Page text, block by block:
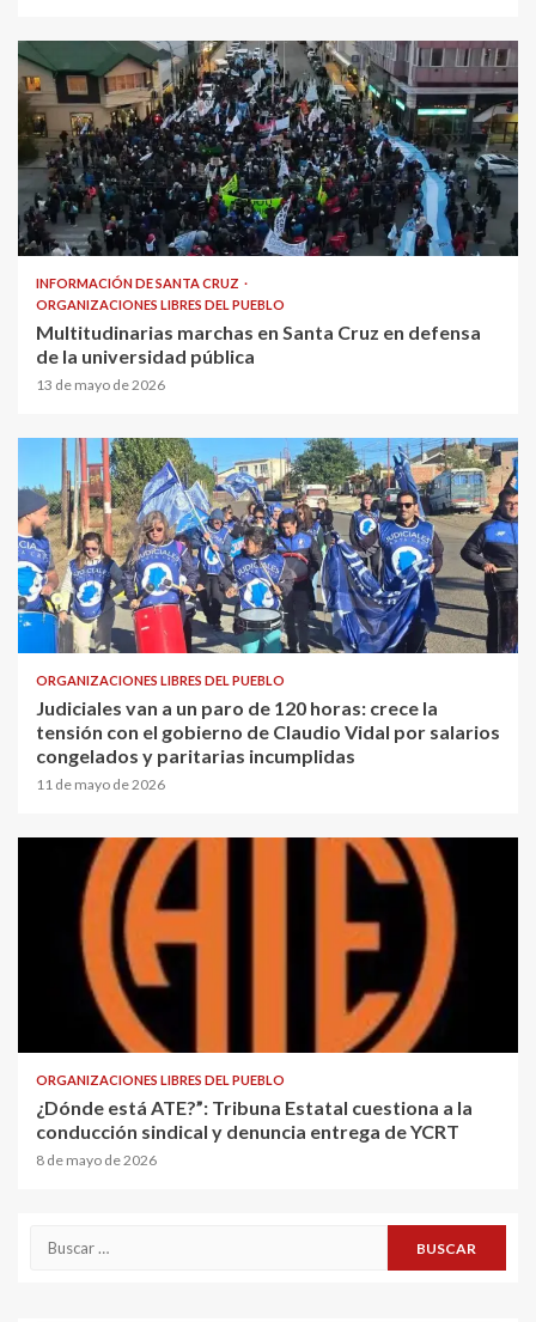
INFORMACIÓN DE SANTA CRUZ
ORGANIZACIONES LIBRES DEL PUEBLO
Multitudinarias marchas en Santa Cruz en defensa
de la universidad pública
13 de mayo de 2026
ORGANIZACIONES LIBRES DEL PUEBLO
Judiciales van a un paro de 120 horas: crece la
tensión con el gobierno de Claudio Vidal por salarios
congelados y paritarias incumplidas
11 de mayo de 2026
ORGANIZACIONES LIBRES DEL PUEBLO
¿Dónde está ATE?”: Tribuna Estatal cuestiona a la
conducción sindical y denuncia entrega de YCRT
8 de mayo de 2026
Buscar: